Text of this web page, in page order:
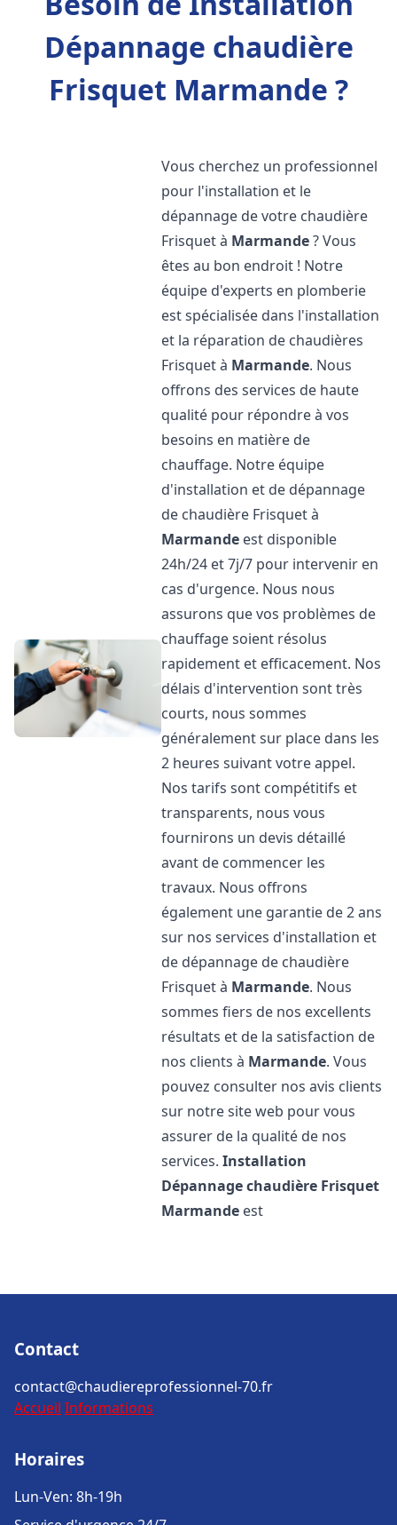
Dépannage chaudière
Frisquet Marmande ?
Vous cherchez un professionnel
pour l'installation et le
dépannage de votre chaudière
Frisquet à Marmande? Vous
êtes au bon endroit ! Notre
équipe d'experts en plomberie
est spécialisée dans l'installation
et la réparation de chaudières
Frisquet à Marmande. Nous
offrons des services de haute
qualité pour répondre à vos
besoins en matière de
chauffage. Notre équipe
d'installation et de dépannage
de chaudière Frisquet à
Marmande est disponible
24h/24 et 7j/7 pour intervenir en
cas d'urgence. Nous nous
assurons que vos problèmes de
chauffage soient résolus
rapidement et efficacement. Nos
délais d'intervention sont très
courts, nous sommes
généralement sur place dans les
2 heures suivant votre appel.
Nos tarifs sont compétitifs et
transparents, nous vous
fournirons un devis détaillé
avant de commencer les
travaux. Nous offrons
également une garantie de 2 ans
sur nos services d'installation et
de dépannage de chaudière
Frisquet à Marmande. Nous
sommes fiers de nos excellents
résultats et de la satisfaction de
nos clients à Marmande. Vous
pouvez consulter nos avis clients
sur notre site web pour vous
assurer de la qualité de nos
services.Installation
Dépannage chaudière Frisquet
Marmande est
Contact
contact@chaudiereprofessionnel-70.fr
Accueil Informations
Horaires
Lun-Ven: 8h-19h